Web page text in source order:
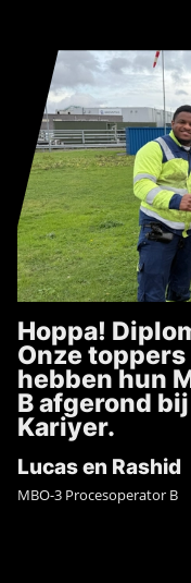
Hoppa!
Onze toppers
hebben hun
B afgerond
Kariyer.
Lucas en Rashid
MBO-3 Procesoperator B